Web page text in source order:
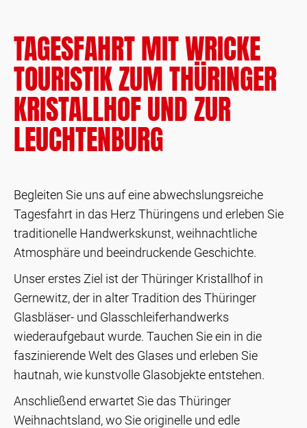
TAGESFAHRT MIT WRICKE
TOURISTIK ZUM THÜRINGER
KRISTALLHOF UND ZUR
LEUCHTENBURG
Begleiten Sie uns auf eine abwechslungsreiche
Tagesfahrt in das Herz Thüringens und erleben Sie
traditionelle Handwerkskunst, weihnachtliche
Atmosphäre und beeindruckende Geschichte.
Unser erstes Ziel ist der Thüringer Kristallhof in
Gernewitz, der in alter Tradition des Thüringer
Glasbläser- und Glasschleiferhandwerks
wiederaufgebaut wurde. Tauchen Sie ein in die
faszinierende Welt des Glases und erleben Sie
hautnah, wie kunstvolle Glasobjekte entstehen.
Anschließend erwartet Sie das Thüringer
Weihnachtsland, wo Sie originelle und edle